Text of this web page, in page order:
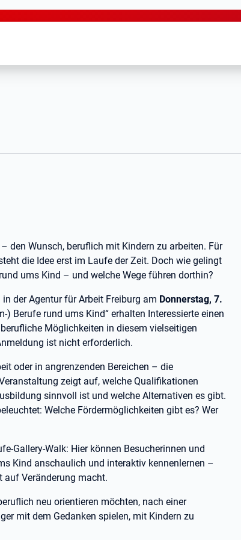
den Wunsch, beruflich mit Kindern zu arbeiten. Für
die Idee erst im Laufe der Zeit. Doch wie gelingt
ums Kind – und welche Wege führen dorthin?
der Agentur für Arbeit Freiburg am Donnerstag, 7.
) Berufe rund ums Kind“ erhalten Interessierte einen
Möglichkeiten in diesem vielseitigen
ist nicht erforderlich.
oder in angrenzenden Bereichen – die
zeigt auf, welche Qualifikationen
sinnvoll ist und welche Alternativen es gibt.
Welche Fördermöglichkeiten gibt es? Wer
Gallery-Walk: Hier können Besucherinnen und
Kind anschaulich und interaktiv kennenlernen –
Veränderung macht.
neu orientieren möchten, nach einer
mit dem Gedanken spielen, mit Kindern zu